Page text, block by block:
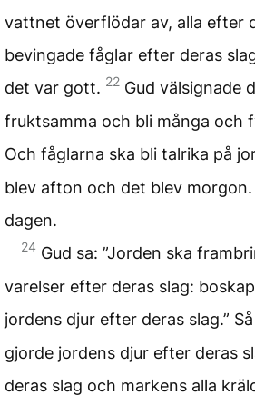
vattnet överflödar av, alla efter
bevingade fåglar efter deras
det var gott. 22 Gud välsignade
fruktsamma och bli många och
Och fåglarna ska bli talrika på
blev afton och det blev
dagen.
24 Gud sa: ”Jorden ska
varelser efter deras slag:
jordens djur efter deras slag.”
gjorde jordens djur efter deras
deras slag och markens alla